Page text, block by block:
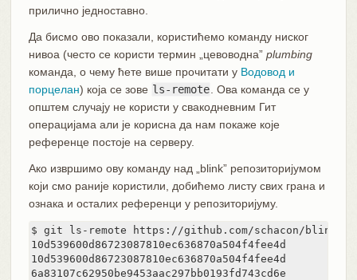
прилично једноставно.
Да бисмо ово показали, користићемо команду ниског
нивоа (често се користи термин „цевоводна” plumbing
команда, о чему ћете више прочитати у Водовод и
порцелан) која се зове ls-remote . Ова команда се у
општем случају не користи у свакодневним Гит
операцијама али је корисна да нам покаже које
референце постоје на серверу.
Ако извршимо ову команду над „blink” репозиторијумом
који смо раније користили, добићемо листу свих грана и
ознака и осталих референци у репозиторијуму.
$ git ls-remote https://github.com/schacon/blink
10d539600d86723087810ec636870a504f4fee4d	HEAD
10d539600d86723087810ec636870a504f4fee4d	refs/heads/master
6a83107c62950be9453aac297bb0193fd743cd6e	refs/pull/1/head